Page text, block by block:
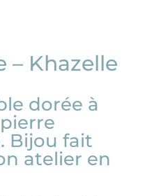
– Khazelle
dorée à
Bijou fait
atelier en